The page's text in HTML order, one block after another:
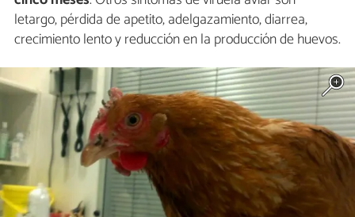
letargo, pérdida de apetito, adelgazamiento, diarrea,
crecimiento lento y reducción en la producción de huevos.